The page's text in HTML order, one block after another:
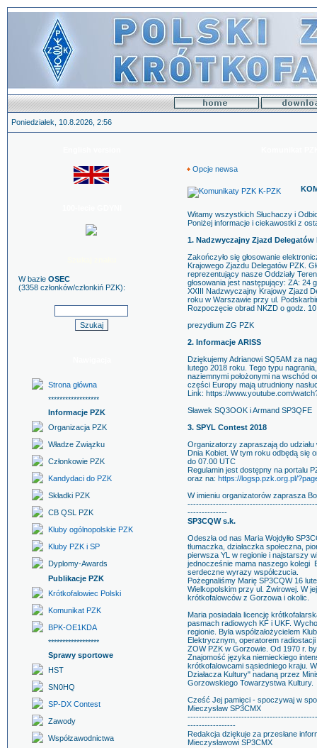
Poniedziałek, 10.8.2026, 2:56
W bazie OSEC
(3358 członków/członkiń PZK):
Strona główna
******************
Informacje PZK
Organizacja PZK
Władze Związku
Członkowie PZK
Kandydaci do PZK
Składki PZK
CB QSL PZK
Kluby ogólnopolskie PZK
Kluby PZK i SP
Dyplomy-Awards
Publikacje PZK
Krótkofalowiec Polski
Komunikat PZK
BPK-OE1KDA
******************
Sprawy sportowe
HST
SN0HQ
SP-DX Contest
Zawody
Współzawodnictwa
Opcje newsa
Witamy wszystkich Słuchaczy i
Poniżej informacje i ciekawostki z
1. Nadzwyczajny Zjazd Delegatów
Zakończyło się głosowanie
Krajowego Zjazdu Delegatów PZK.
reprezentujący nasze Oddziały
głosowania jest następujący: ZA: 24
XXIII Nadzwyczajny Krajowy Zjazd
roku w Warszawie przy ul.
Rozpoczęcie obrad NKZD o godz.
prezydium ZG PZK
2. Informacje ARISS
Dziękujemy Adrianowi SQ5AM za
lutego 2018 roku. Tego typu
naziemnymi położonymi na wschód
części Europy mają utrudniony
Link: https://www.youtube.com/
Sławek SQ3OOK i Armand SP3QFE
3. SPYL Contest 2018
Organizatorzy zapraszają do
Dnia Kobiet. W tym roku odbędą się
do 07.00 UTC
Regulamin jest dostępny na portalu
oraz na: https://logsp.pzk.org.pl/
W imieniu organizatorów zaprasza
--------------
SP3CQW s.k.
Odeszła od nas Maria Wojdyłło
tłumaczka, działaczka społeczna,
pierwsza YL w regionie i najstarszy
jednocześnie mama naszego kolegi
serdeczne wyrazy współczucia.
Pożegnaliśmy Marię SP3CQW 16
Wielkopolskim przy ul. Żwirowej. W
krótkofalowców z Gorzowa i okolic.
Maria posiadała licencję
pasmach radiowych KF i UKF.
regionie. Była współzałożycielem
Elektrycznym, operatorem
ZOW PZK w Gorzowie. Od 1970 r.
Znajomość języka niemieckiego
krótkofalowcami sąsiedniego kraju.
Działacza Kultury" nadaną przez
Gorzowskiego Towarzystwa Kultury.
Cześć Jej pamięci - spoczywaj w
Mieczysław SP3CMX
-----------------
Redakcja dziękuje za przesłane
Mieczysławowi SP3CMX